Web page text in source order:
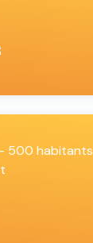
500 habitants